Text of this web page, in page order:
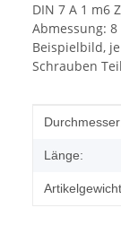
DIN 7 A 1 m6
Abmessung: 8
Beispielbild,
Schrauben
Wert
Länge: